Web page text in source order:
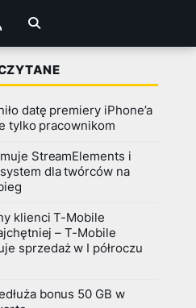
datę premiery iPhone’a
tylko pracownikom
StreamElements i
dla twórców na
klienci T-Mobile
– T-Mobile
sprzedaż w I półroczu
bonus 50 GB w